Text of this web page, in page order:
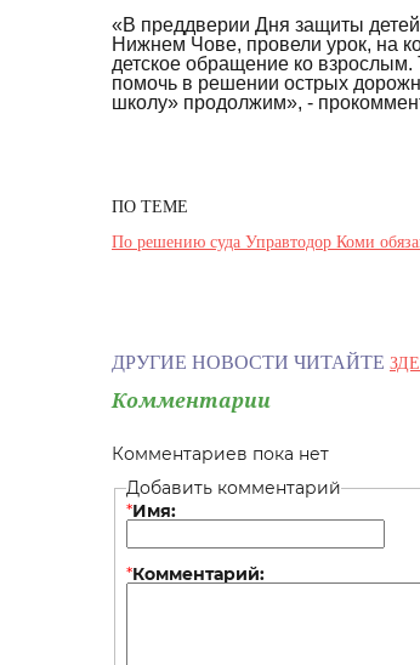
«В преддверии Дня защиты
Нижнем Чове, провели урок, на
детское обращение ко
помочь в решении острых
школу» продолжим», -
ПО ТЕМЕ
По решению суда Управтодор Коми
ДРУГИЕ НОВОСТИ ЧИТАЙТЕ
Комментарии
Комментариев пока нет
Добавить комментарий
*Имя:
*Комментарий: